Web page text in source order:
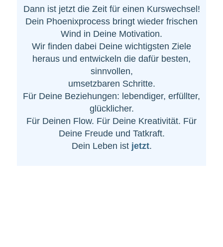
Dann ist jetzt die Zeit für einen Kurswechsel!
Dein Phoenixprocess bringt wieder frischen
Wind in Deine Motivation.
Wir finden dabei Deine wichtigsten Ziele
heraus und entwickeln die dafür besten,
sinnvollen,
umsetzbaren Schritte.
Für Deine Beziehungen: lebendiger, erfüllter,
glücklicher.
Für Deinen Flow. Für Deine Kreativität. Für
Deine Freude und Tatkraft.
Dein Leben istjetzt.